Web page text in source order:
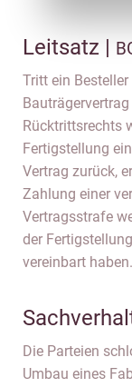
Leitsatz |
Tritt ein
Rücktrittsrechts
Fertigstellung
Vertrag zurück,
Zahlung einer
Vertragsstrafe
der
vereinbart haben.
Die Parteien
Umbau eines